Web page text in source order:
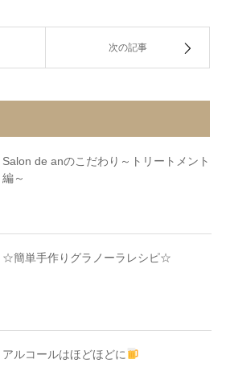
次の記事
Salon de anのこだわり～トリートメント
編～
☆簡単手作りグラノーラレシピ☆
アルコールはほどほどに